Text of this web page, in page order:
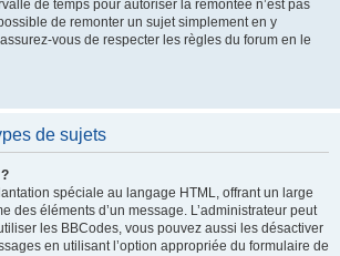
de temps pour autoriser la remontée n’est pas
de remonter un sujet simplement en y
vous de respecter les règles du forum en le
de sujets
spéciale au langage HTML, offrant un large
des éléments d’un message. L’administrateur peut
les BBCodes, vous pouvez aussi les désactiver
en utilisant l’option appropriée du formulaire de